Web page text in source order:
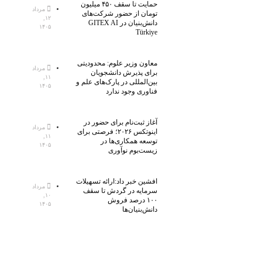
حمایت تا سقف ۴۵۰ میلیون
تومان از حضور شرکت‌های
دانش‌بنیان در GITEX AI
Türkiye
مرداد
۱۲,
۱۴۰۵
معاون وزیر علوم: محدودیتی
برای پذیرش دانشجویان
بین‌المللی در پارک‌های علم و
فناوری وجود ندارد
مرداد
۱۱,
۱۴۰۵
آغاز ثبت‌نام برای حضور در
اینوتکس ۲۰۲۶؛ فرصتی برای
توسعه همکاری‌ها در
زیست‌بوم نوآوری
مرداد
۱۱,
۱۴۰۵
افشین خبر داد:ارائه تسهیلات
سرمایه در گردش تا سقف
۱۰۰ درصد فروش
دانش‌بنیان‌ها
مرداد
۱۰,
۱۴۰۵